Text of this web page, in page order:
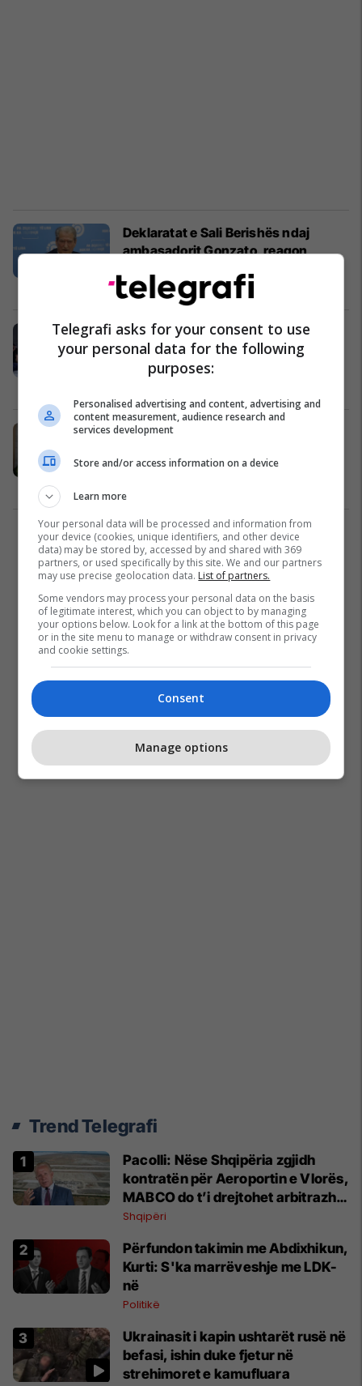
Deklaratat e Sali Berishës ndaj
ambasadorit Gonzato, reagon
Shqipëri 10/05/2026
Mbyllet protesta e opozitës,
Berisha: Ja vdekje, ja liri, ne do
fitojmë
“E shiti veten në burg”, Salianji i
në azilin e Ramës, unë bëj burg, ti
2
Trend Telegrafi
Pacolli: Nëse Shqipëria zgjidh
kontratën për Aeroportin e Vlorës,
MABCO do t’i drejtohet arbitrazhit
ndërkombëtar
Shqipëri
Përfundon takimin me Abdixhikun,
Kurti: S'ka marrëveshje me LDK-
në
Politikë
Ukrainasit i kapin ushtarët rusë në
befasi, ishin duke fjetur në
strehimoret e kamufluara
Telegrafi asks for your consent to use
your personal data for the following
purposes:
Personalised advertising and content, advertising and
content measurement, audience research and
services development
Store and/or access information on a device
Learn more
Your personal data will be processed and information from
your device (cookies, unique identifiers, and other device
data) may be stored by, accessed by and shared with 369
partners, or used specifically by this site. We and our partners
may use precise geolocation data. List of partners.
Some vendors may process your personal data on the basis
of legitimate interest, which you can object to by managing
your options below. Look for a link at the bottom of this page
or in the site menu to manage or withdraw consent in privacy
and cookie settings.
Consent
Manage options